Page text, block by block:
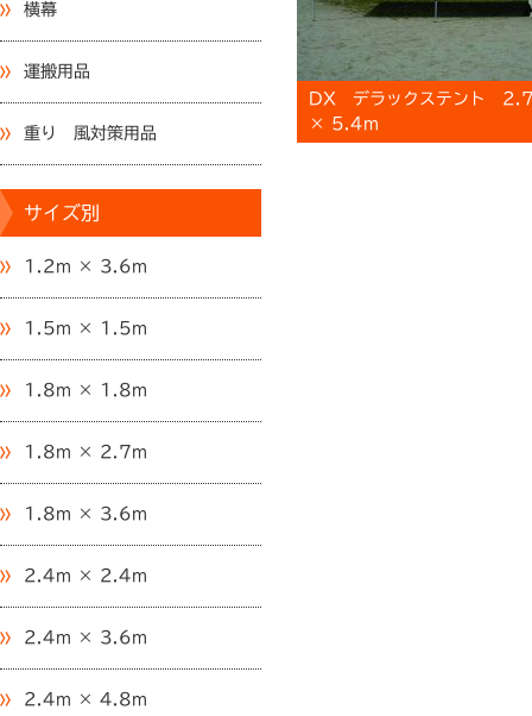
横幕
運搬用品
重り 風対策用品
サイズ別
1.2m × 3.6m
1.5m × 1.5m
1.8m × 1.8m
1.8m × 2.7m
1.8m × 3.6m
2.4m × 2.4m
2.4m × 3.6m
2.4m × 4.8m
DX デラックステント
× 5.4m